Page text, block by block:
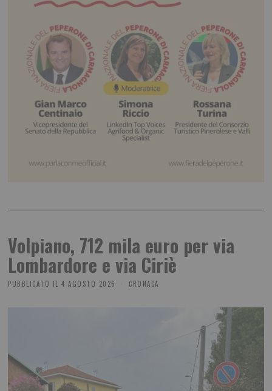
Volpiano, 712 mila euro per via
Lombardore e via Ciriè
PUBBLICATO IL 4 AGOSTO 2026 CRONACA